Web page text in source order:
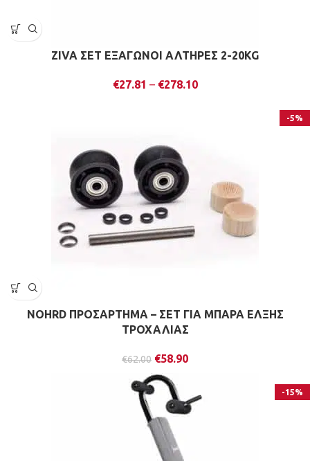
ZIVA ΣΕΤ ΕΞΑΓΩΝΟΙ ΑΛΤΗΡΕΣ 2-20KG
€27.81 – €278.10
-5%
NOHRD ΠΡΟΣΑΡΤΗΜΑ – ΣΕΤ ΓΙΑ ΜΠΑΡΑ ΕΛΞΗΣ
ΤΡΟΧΑΛΙΑΣ
€62.00 €58.90
-15%